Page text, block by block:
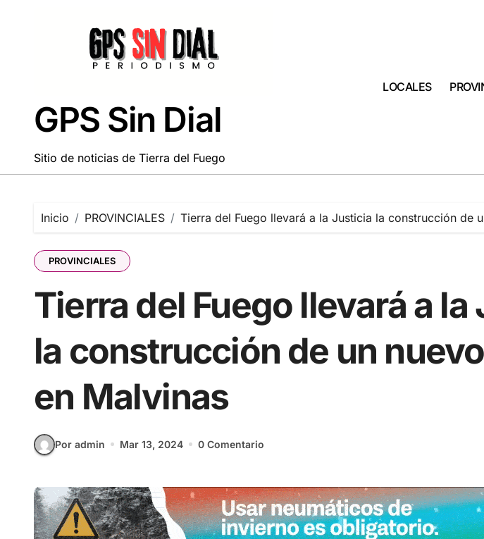
GPS Sin Dial
Sitio de noticias de Tierra del Fuego
LOCALES
Inicio PROVINCIALES Tierra del Fuego llevará a la Justicia la construcción de
PROVINCIALES
Tierra del Fuego llevará a la
la construcción de un
en Malvinas
Por admin Mar 13, 2024 0 Comentario